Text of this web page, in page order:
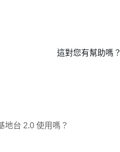
這對您有幫助嗎？
地台 2.0 使用嗎？